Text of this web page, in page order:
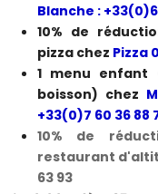
Blanche :
10% de
pizza chez Pizza
1 menu enfant
boisson) chez
+33(0)7 60 36 88
10% de
restaurant
63 93